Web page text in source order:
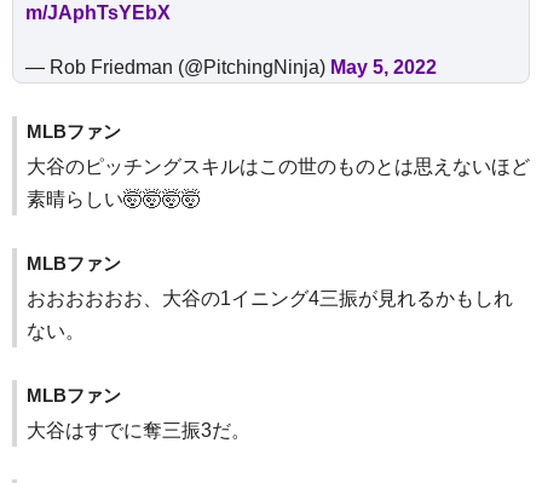
m/JAphTsYEbX
— Rob Friedman (@PitchingNinja) May 5, 2022
MLBファン
大谷のピッチングスキルはこの世のものとは思えないほど
素晴らしい🤯🤯🤯🤯
MLBファン
おおおおおお、大谷の1イニング4三振が見れるかもしれ
ない。
MLBファン
大谷はすでに奪三振3だ。